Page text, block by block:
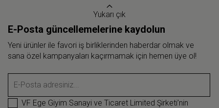
Yukarı çık
E-Posta güncellemelerine kaydolun
Yeni ürünler ile favori iş birliklerinden haberdar olmak ve
sana özel kampanyaları kaçırmamak için hemen üye ol!
E-Posta adresiniz...
VF Ege Giyim Sanayi ve Ticaret Limited Şirketi’nin